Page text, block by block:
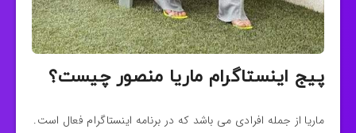
پیج اینستاگرام ماریا منصور چیست؟
ماریا از جمله افرادی می باشد که در برنامه اینستاگرام فعال است.